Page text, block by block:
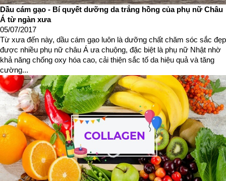
Dầu cám gạo - Bí quyết dưỡng da trắng hồng của phụ nữ Châu
Á từ ngàn xưa
05/07/2017
Từ xưa đến này, dầu cám gạo luôn là dưỡng chất chăm sóc sắc đẹp
được nhiều phụ nữ châu Á ưa chuộng, đặc biệt là phụ nữ Nhật nhờ
khả năng chống oxy hóa cao, cải thiện sắc tố da hiệu quả và tăng
cường...